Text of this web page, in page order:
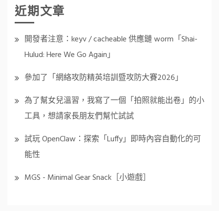
近期文章
開發者注意：keyv / cacheable 供應鏈 worm「Shai-
Hulud: Here We Go Again」
參加了「網絡攻防精英培訓暨攻防大賽2026」
為了幫女兒溫習，我寫了一個「拍照就能出卷」的小
工具，想請家長朋友們幫忙試試
試玩 OpenClaw：探索「Luffy」即時內容自動化的可
能性
MGS - Minimal Gear Snack［小遊戲］